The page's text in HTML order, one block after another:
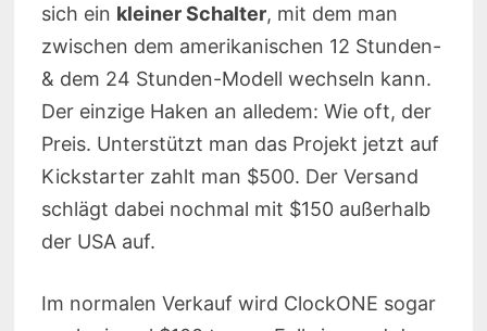
sich ein kleiner Schalter, mit dem man
zwischen dem amerikanischen 12 Stunden-
& dem 24 Stunden-Modell wechseln kann.
Der einzige Haken an alledem: Wie oft, der
Preis. Unterstützt man das Projekt jetzt auf
Kickstarter zahlt man $500. Der Versand
schlägt dabei nochmal mit $150 außerhalb
der USA auf.
Im normalen Verkauf wird ClockONE sogar